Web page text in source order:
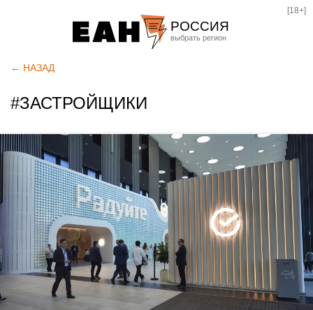
РОССИЯ
Оренбург
[18+]
← НАЗАД
#ЗАСТРОЙЩИКИ